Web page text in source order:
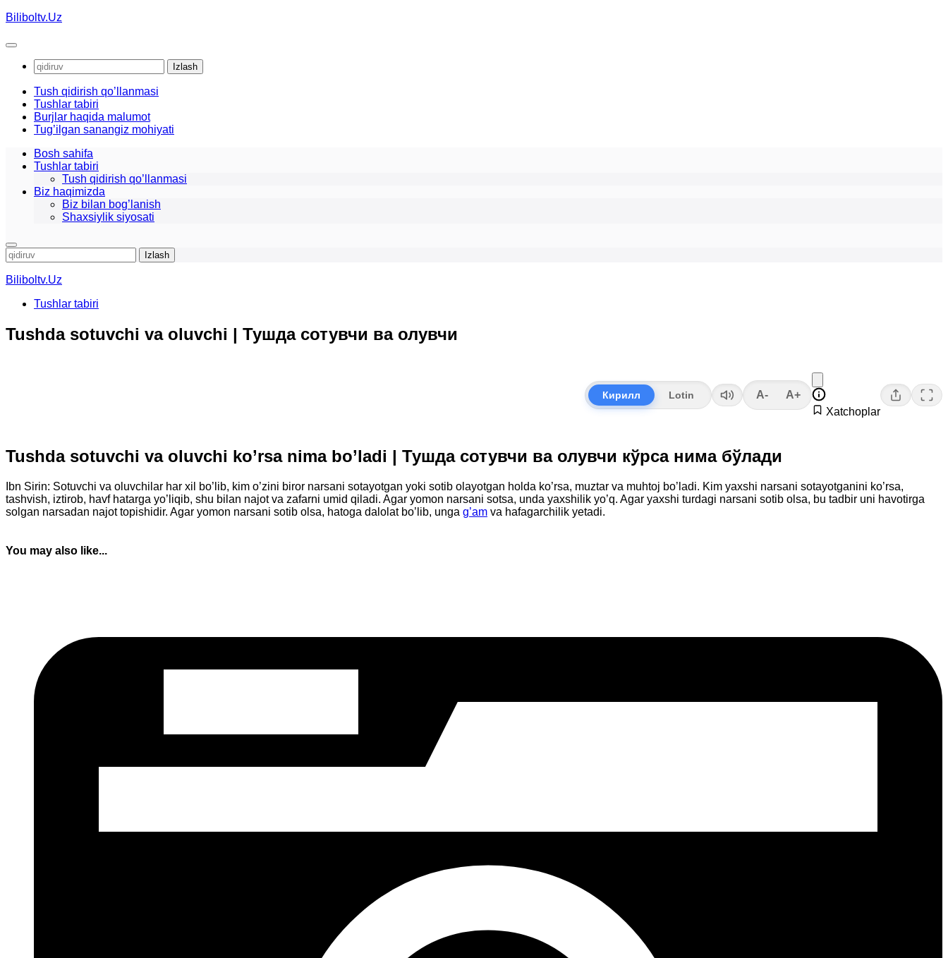
Skip
content
Biliboltv.Uz
Qidirshish:
Tush qidirish qo’llanmasi
Tushlar tabiri
Burjlar haqida malumot
Tug’ilgan sanangiz mohiyati
Bosh sahifa
Tushlar tabiri
Tush qidirish qo’llanmasi
Biz haqimizda
Biz bilan bog’lanish
Shaxsiylik siyosati
Qidirshish:
Biliboltv.Uz
Tushlar tabiri
Tushda sotuvchi va oluvchi | Тушда сотувчи ва олувчи
Кирилл Lotin A-
A+
Xatchoplar
Tushda sotuvchi va oluvchi ko’rsa nima bo’ladi | Тушда сотувчи ва олувчи кўрса нима бўлади
Ibn Sirin: Sotuvchi va oluvchilar har xil bo’lib, kim o’zini biror narsani sotayotgan yoki sotib olayotgan holda ko’rsa, muztar va muhtoj bo’ladi. Kim yaxshi narsani sotayotganini ko’rsa,
tashvish, iztirob, havf hatarga yo’liqib, shu bilan najot va zafarni umid qiladi. Agar yomon narsani sotsa, unda yaxshilik yo’q. Agar yaxshi turdagi narsani sotib olsa, bu tadbir uni havotirga
solgan narsadan najot topishidir. Agar yomon narsani sotib olsa, hatoga dalolat bo’lib, unga g’am va hafagarchilik yetadi.
You may also like...